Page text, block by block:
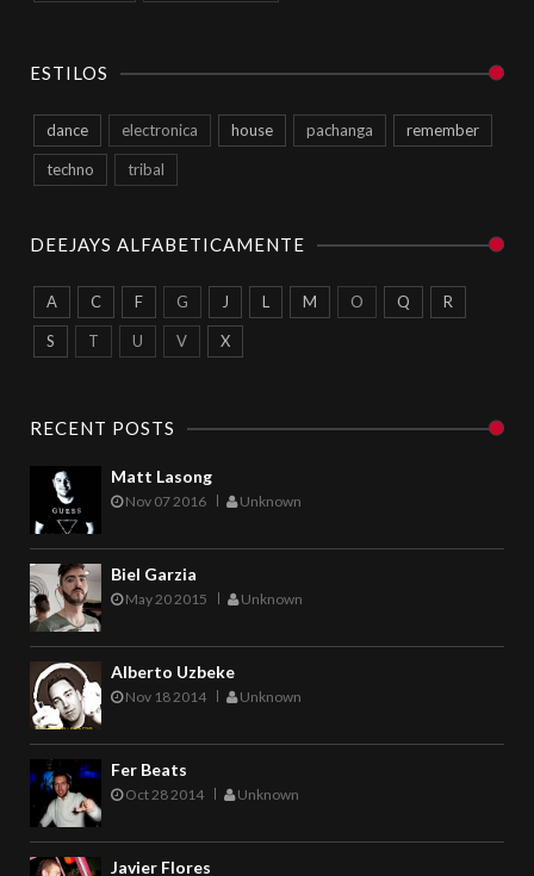
ESTILOS
dance electronica house pachanga remember
techno tribal
DEEJAYS ALFABETICAMENTE
A C F G J L M O Q R
S T U V X
RECENT POSTS
Matt Lasong
Nov 07 2016 Unknown
Biel Garzia
May 20 2015 Unknown
Alberto Uzbeke
Nov 18 2014 Unknown
Fer Beats
Oct 28 2014 Unknown
Javier Flores